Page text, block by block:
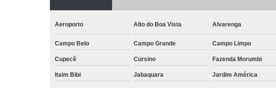
Aeroporto Alto do Boa Vista Alvarenga
Campo Belo Campo Grande Campo Limpo
Cupecê Cursino Fazenda Morumbi
Itaim Bibi Jabaquara Jardim América